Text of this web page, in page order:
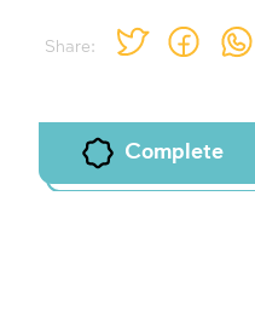
Share:
Complete